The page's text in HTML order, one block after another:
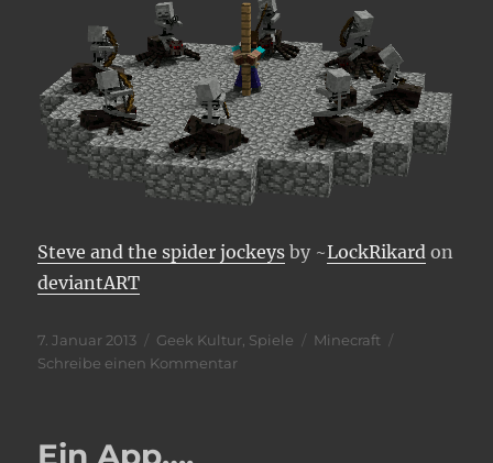
Steve and the spider jockeys by ~LockRikard on
deviantART
Veröffentlicht
am
7. Januar 2013 Kategorien
Geek Kultur Spiele Schlagwörter
Minecraft
Schreibe einen Kommentarzu
Ein App….